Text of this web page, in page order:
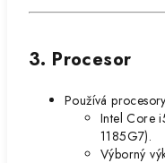
3. Procesor
Používá
Intel Core
1185G7).
Výborný